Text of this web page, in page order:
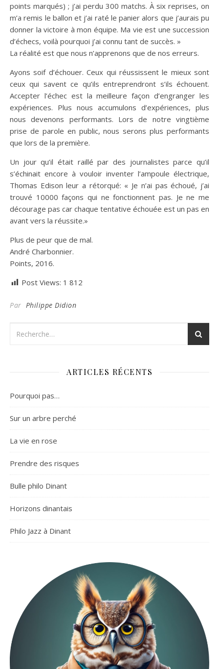
points marqués) ; j’ai perdu 300 matchs. À six reprises, on
m’a remis le ballon et j’ai raté le panier alors que j’aurais pu
donner la victoire à mon équipe. Ma vie est une succession
d’échecs, voilà pourquoi j’ai connu tant de succès. »
La réalité est que nous n’apprenons que de nos erreurs.
Ayons soif d’échouer. Ceux qui réussissent le mieux sont
ceux qui savent ce qu’ils entreprendront s’ils échouent.
Accepter l’échec est la meilleure façon d’engranger les
expériences. Plus nous accumulons d’expériences, plus
nous devenons performants. Lors de notre vingtième
prise de parole en public, nous serons plus performants
que lors de la première.
Un jour qu’il était raillé par des journalistes parce qu’il
s’échinait encore à vouloir inventer l’ampoule électrique,
Thomas Edison leur a rétorqué: « Je n’ai pas échoué, j’ai
trouvé 10000 façons qui ne fonctionnent pas. Je ne me
décourage pas car chaque tentative échouée est un pas en
avant vers la réussite.»
Plus de peur que de mal.
André Charbonnier.
Points, 2016.
Post Views: 1 812
Par Philippe Didion
ARTICLES RÉCENTS
Pourquoi pas…
Sur un arbre perché
La vie en rose
Prendre des risques
Bulle philo Dinant
Horizons dinantais
Philo Jazz à Dinant